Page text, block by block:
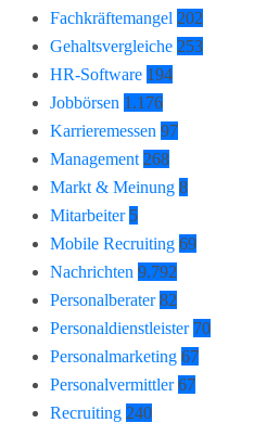
Fachkräftemangel 202
Gehaltsvergleiche 253
HR-Software 194
Jobbörsen 1.176
Karrieremessen 97
Management 268
Markt & Meinung 8
Mitarbeiter 5
Mobile Recruiting 69
Nachrichten 9.792
Personalberater 82
Personaldienstleister 70
Personalmarketing 67
Personalvermittler 67
Recruiting 240